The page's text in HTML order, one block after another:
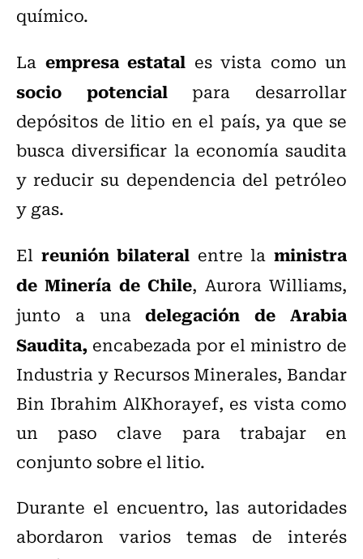
químico.
La empresa estatal es vista como un
socio potencialpara desarrollar
depósitos de litio en el país, ya que se
busca diversificar la economía saudita
y reducir su dependencia del petróleo
y gas.
El reunión bilateral entre laministra
de Minería de Chile, Aurora Williams,
junto a unadelegación de Arabia
Saudita, encabezada por el ministro de
Industria y Recursos Minerales, Bandar
Bin Ibrahim AlKhorayef, es vista como
un paso clave para trabajar en
conjunto sobre el litio.
Durante el encuentro, las autoridades
abordaron varios temas de interés